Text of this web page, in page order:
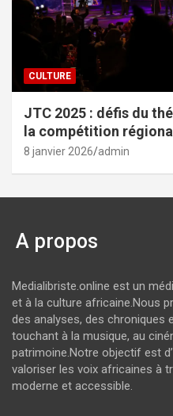
CULTURE
JTC 2025 : défis du
la compétition
8 janvier 2026 admin
A propos
Medialibriste.online est un
et à la culture africaine.Nous
des analyses, des chroniques
touchant à la musique, au
patrimoine.Notre objectif est
valoriser les voix africaines à
moderne et accessible.